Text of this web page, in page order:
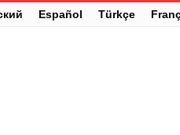
Türkçe
Español